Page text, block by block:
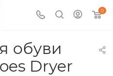
0
обуви
Dryer